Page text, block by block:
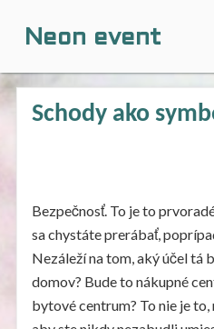
Neon event
Schody ako
Bezpečnosť. To je to
sa chystáte prerábať,
Nezáleží na tom, aký účel tá
domov? Bude to nákupné
bytové centrum? To nie je